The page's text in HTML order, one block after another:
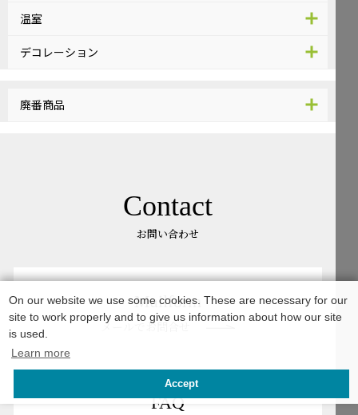
温室
デコレーション
廃番商品
Contact
お問い合わせ
Mailform
メールでお問合せ
FAQ
On our website we use some cookies. These are necessary for our
site to work properly and to give us information about how our site
is used.
Learn more
Accept